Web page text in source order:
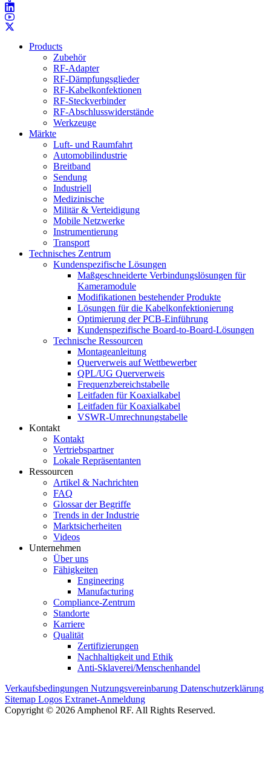
Products
Zubehör
RF-Adapter
RF-Dämpfungsglieder
RF-Kabelkonfektionen
RF-Steckverbinder
RF-Abschlusswiderstände
Werkzeuge
Märkte
Luft- und Raumfahrt
Automobilindustrie
Breitband
Sendung
Industriell
Medizinische
Militär & Verteidigung
Mobile Netzwerke
Instrumentierung
Transport
Technisches Zentrum
Kundenspezifische Lösungen
Maßgeschneiderte Verbindungslösungen für
Kameramodule
Modifikationen bestehender Produkte
Lösungen für die Kabelkonfektionierung
Optimierung der PCB-Einführung
Kundenspezifische Board-to-Board-Lösungen
Technische Ressourcen
Montageanleitung
Querverweis auf Wettbewerber
QPL/UG Querverweis
Frequenzbereichstabelle
Leitfaden für Koaxialkabel
Leitfaden für Koaxialkabel
VSWR-Umrechnungstabelle
Kontakt
Kontakt
Vertriebspartner
Lokale Repräsentanten
Ressourcen
Artikel & Nachrichten
FAQ
Glossar der Begriffe
Trends in der Industrie
Marktsicherheiten
Videos
Unternehmen
Über uns
Fähigkeiten
Engineering
Manufacturing
Compliance-Zentrum
Standorte
Karriere
Qualität
Zertifizierungen
Nachhaltigkeit und Ethik
Anti-Sklaverei/Menschenhandel
Verkaufsbedingungen Nutzungsvereinbarung Datenschutzerklärung
Sitemap Logos Extranet-Anmeldung
Copyright © 2026 Amphenol RF. All Rights Reserved.